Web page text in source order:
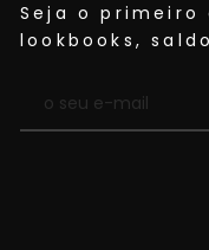
Seja o primeiro
lookbooks,